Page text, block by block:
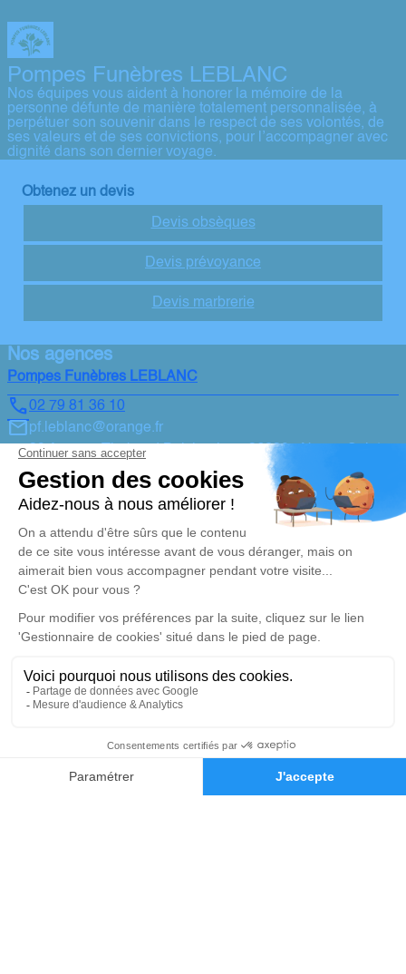
Pompes Funèbres LEBLANC
Nos équipes vous aident à honorer la mémoire de la
personne défunte de manière totalement personnalisée, à
perpétuer son souvenir dans le respect de ses volontés, de
ses valeurs et de ses convictions, pour l’accompagner avec
dignité dans son dernier voyage.
Obtenez un devis
Devis obsèques
Devis prévoyance
Devis marbrerie
Nos agences
Pompes Funèbres LEBLANC
02 79 81 36 10
pf.leblanc@orange.fr
39 Avenue Thabaud Boislareine - 36230 - Neuvy-Saint-
Sépulchre
4.8/5 - 56 avis
Pompes Funèbres LEBLANC
02 79 81 00 46
Pompes Funèbres LEBLANC
02 79 81 54 58
pf.leblanc@orange.fr
29 Chemin du Postillon - 36100 - Issoudun
Nos Services
Organiser des obsèques
Liens utiles
Avis de décès